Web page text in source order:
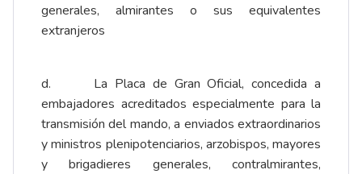
generales, almirantes o sus equivalentes
extranjeros
d. La Placa de Gran Oficial, concedida a
embajadores acreditados especialmente para la
transmisión del mando, a enviados extraordinarios
y ministros plenipotenciarios, arzobispos, mayores
y brigadieres generales, contralmirantes,